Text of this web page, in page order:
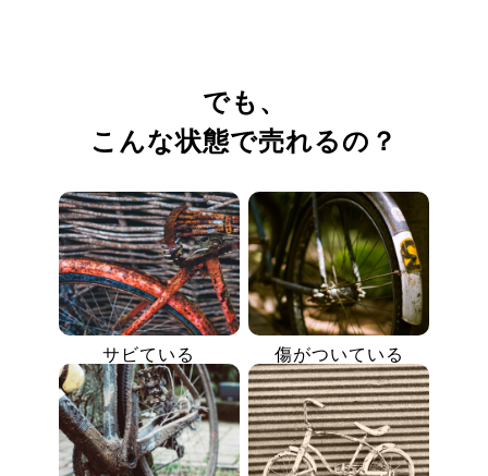
でも、
こんな状態で売れるの？
サビている 傷がついている